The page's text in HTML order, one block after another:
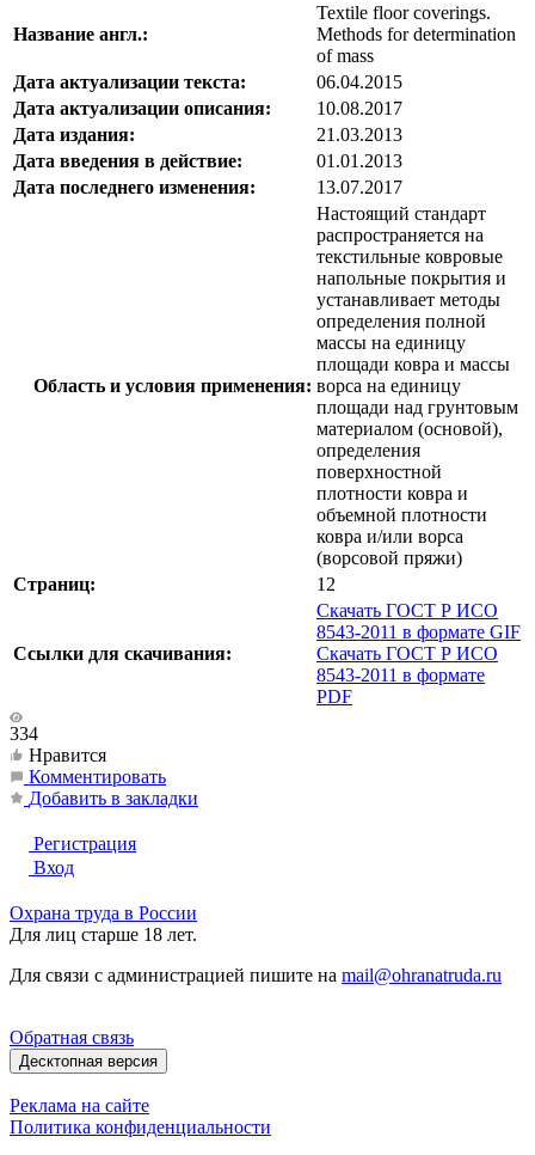
Название англ.:
Textile floor coverings.
Methods for determination
of mass
Дата актуализации текста:
06.04.2015
Дата актуализации описания:
10.08.2017
Дата издания:
21.03.2013
Дата введения в действие:
01.01.2013
Дата последнего изменения:
13.07.2017
Область и условия применения:
Настоящий стандарт
распространяется на
текстильные ковровые
напольные покрытия и
устанавливает методы
определения полной
массы на единицу
площади ковра и массы
ворса на единицу
площади над грунтовым
материалом (основой),
определения
поверхностной
плотности ковра и
объемной плотности
ковра и/или ворса
(ворсовой пряжи)
Страниц:
12
Ссылки для скачивания:
Скачать ГОСТ Р ИСО
8543-2011 в формате GIF
Скачать ГОСТ Р ИСО
8543-2011 в формате
PDF
334
Нравится
Комментировать
Добавить в закладки
Регистрация
Вход
Охрана труда в России
Для лиц старше 18 лет.
Для связи с администрацией пишите на mail@ohranatruda.ru
Обратная связь
Десктопная версия
Реклама на сайте
Политика конфиденциальности